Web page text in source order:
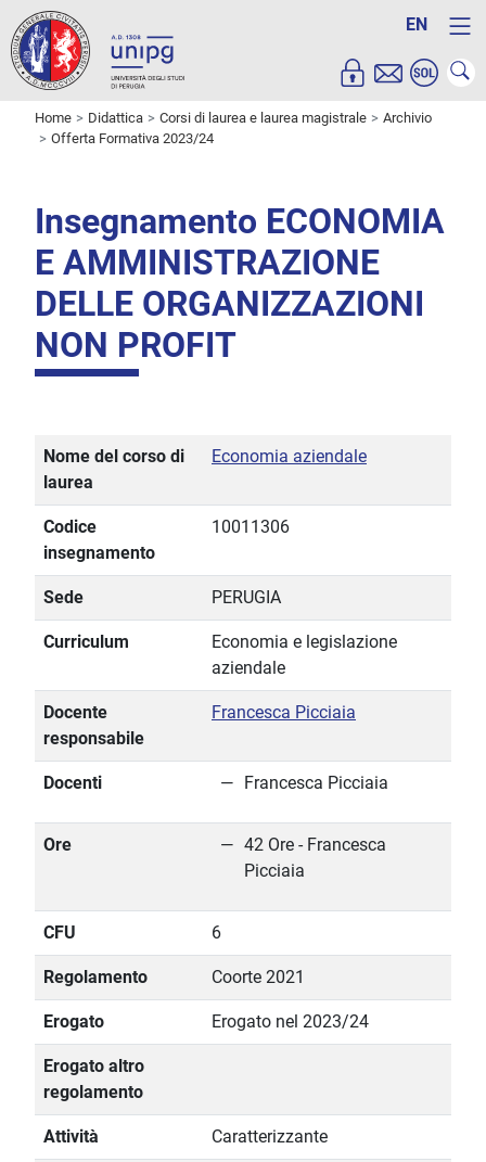
EN
Home Didattica Corsi di laurea e laurea magistrale
Archivio
Offerta Formativa 2023/24
Insegnamento ECONOMIA
E AMMINISTRAZIONE
DELLE ORGANIZZAZIONI
NON PROFIT
Nome del corso di
laurea
Economia aziendale
Codice
insegnamento
10011306
Sede PERUGIA
Curriculum
Economia e legislazione
aziendale
Docente
responsabile
Francesca Picciaia
Docenti Francesca Picciaia
Ore
42 Ore - Francesca
Picciaia
CFU 6
Regolamento Coorte 2021
Erogato Erogato nel 2023/24
Erogato altro
regolamento
Attività Caratterizzante